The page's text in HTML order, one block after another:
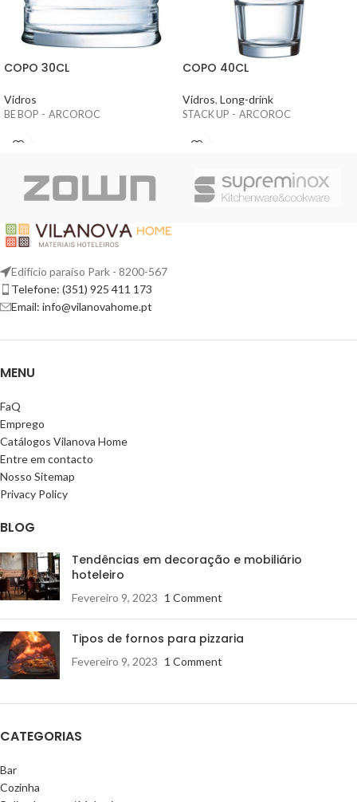
COPO 30CL
Vidros
BE BOP - ARCOROC
COPO 40CL
Vidros, Long-drink
STACK UP - ARCOROC
Edifício paraíso Park - 8200-567
Telefone: (351) 925 411 173
Email: info@vilanovahome.pt
MENU
FaQ
Emprego
Catálogos Vilanova Home
Entre em contacto
Nosso Sitemap
Privacy Policy
BLOG
Tendências em decoração e mobiliário
hoteleiro
Fevereiro 9, 2023 1 Comment
Tipos de fornos para pizzaria
Fevereiro 9, 2023 1 Comment
CATEGORIAS
Bar
Cozinha